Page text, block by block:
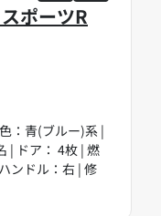
ポーツR
：青(ブルー)系 |
| ドア： 4枚 | 燃
ンドル：右 | 修